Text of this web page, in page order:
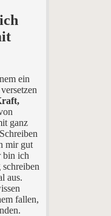
ein
ganz
mir gut
bin ich
aus.
fallen,